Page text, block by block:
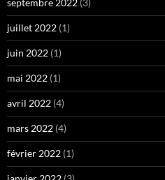
juillet 2022 (1)
juin 2022 (1)
mai 2022 (1)
avril 2022 (4)
mars 2022 (4)
février 2022 (1)